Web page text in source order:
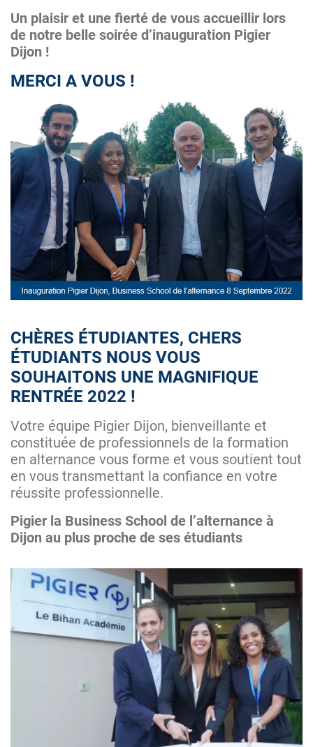
Un plaisir et une fierté de vous accueillir lors
de notre belle soirée d’inauguration Pigier
Dijon !
MERCI A VOUS !
CHÈRES ÉTUDIANTES, CHERS
ÉTUDIANTS NOUS VOUS
SOUHAITONS UNE MAGNIFIQUE
RENTRÉE 2022 !
Votre équipe Pigier Dijon, bienveillante et
constituée de professionnels de la formation
en alternance vous forme et vous soutient tout
en vous transmettant la confiance en votre
réussite professionnelle.
Pigier la Business School de l’alternance à
Dijon au plus proche de ses étudiants